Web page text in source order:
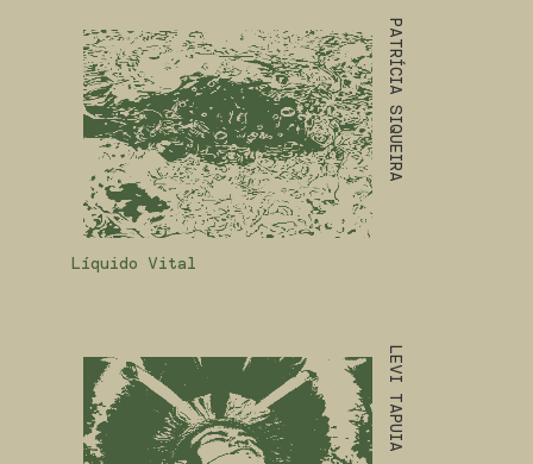
PATRÍCIA SIQUEIRA
Líquido Vital
LEVI TAPUIA